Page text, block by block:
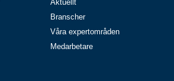
Aktuellt
Branscher
Våra expertområden
Medarbetare